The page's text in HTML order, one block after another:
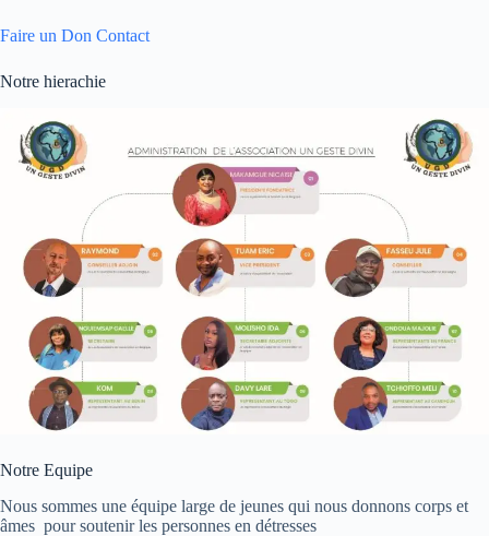
Faire un Don Contact
Notre hierachie
Notre Equipe
Nous sommes une équipe large de jeunes qui nous donnons corps et
âmes pour soutenir les personnes en détresses